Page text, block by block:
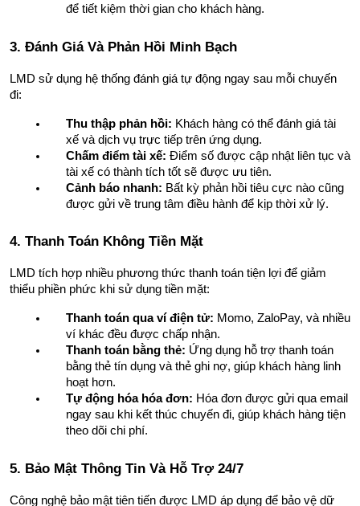
để tiết kiệm thời gian cho khách hàng.
3. Đánh Giá Và Phản Hồi Minh Bạch
LMD sử dụng hệ thống đánh giá tự động ngay sau mỗi chuyến
đi:
Thu thập phản hồi: Khách hàng có thể đánh giá tài
xế và dịch vụ trực tiếp trên ứng dụng.
Chấm điểm tài xế: Điểm số được cập nhật liên tục và
tài xế có thành tích tốt sẽ được ưu tiên.
Cảnh báo nhanh: Bất kỳ phản hồi tiêu cực nào cũng
được gửi về trung tâm điều hành để kịp thời xử lý.
4. Thanh Toán Không Tiền Mặt
LMD tích hợp nhiều phương thức thanh toán tiện lợi để giảm
thiểu phiền phức khi sử dụng tiền mặt:
Thanh toán qua ví điện tử: Momo, ZaloPay, và nhiều
ví khác đều được chấp nhận.
Thanh toán bằng thẻ: Ứng dụng hỗ trợ thanh toán
bằng thẻ tín dụng và thẻ ghi nợ, giúp khách hàng linh
hoạt hơn.
Tự động hóa hóa đơn: Hóa đơn được gửi qua email
ngay sau khi kết thúc chuyến đi, giúp khách hàng tiện
theo dõi chi phí.
5. Bảo Mật Thông Tin Và Hỗ Trợ 24/7
Công nghệ bảo mật tiên tiến được LMD áp dụng để bảo vệ dữ